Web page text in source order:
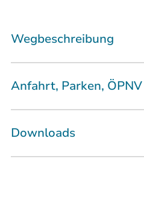
Wegbeschreibung
Anfahrt, Parken, ÖPNV
Downloads